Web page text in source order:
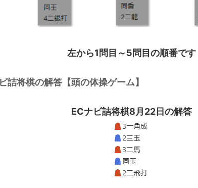
左から1問目～5問目の順番です
詰将棋の解答【頭の体操ゲーム】
ECナビ詰将棋8月22日の解答